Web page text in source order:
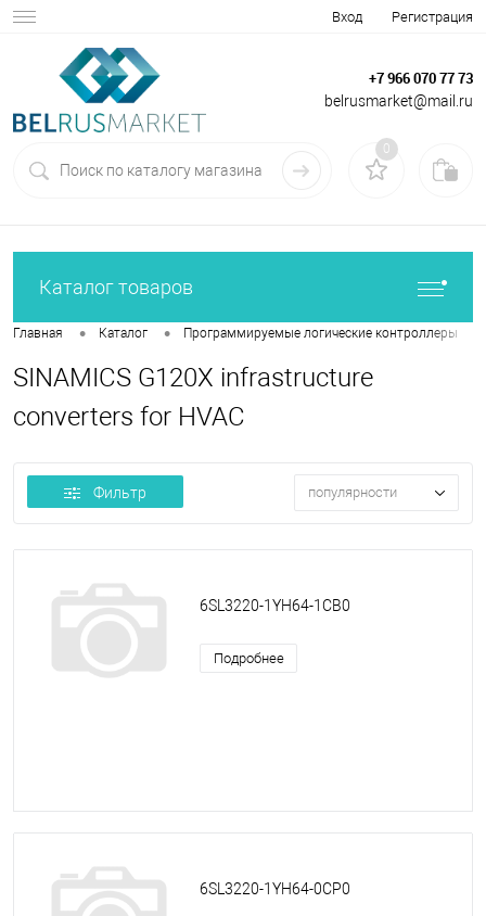
Вход Регистрация
+7 966 070 77 73
belrusmarket@mail.ru
0
Каталог товаров
Главная • Каталог • Программируемые логические контроллеры
SINAMICS G120X infrastructure
converters for HVAC
Фильтр популярности
6SL3220-1YH64-1CB0
Подробнее
6SL3220-1YH64-0CP0